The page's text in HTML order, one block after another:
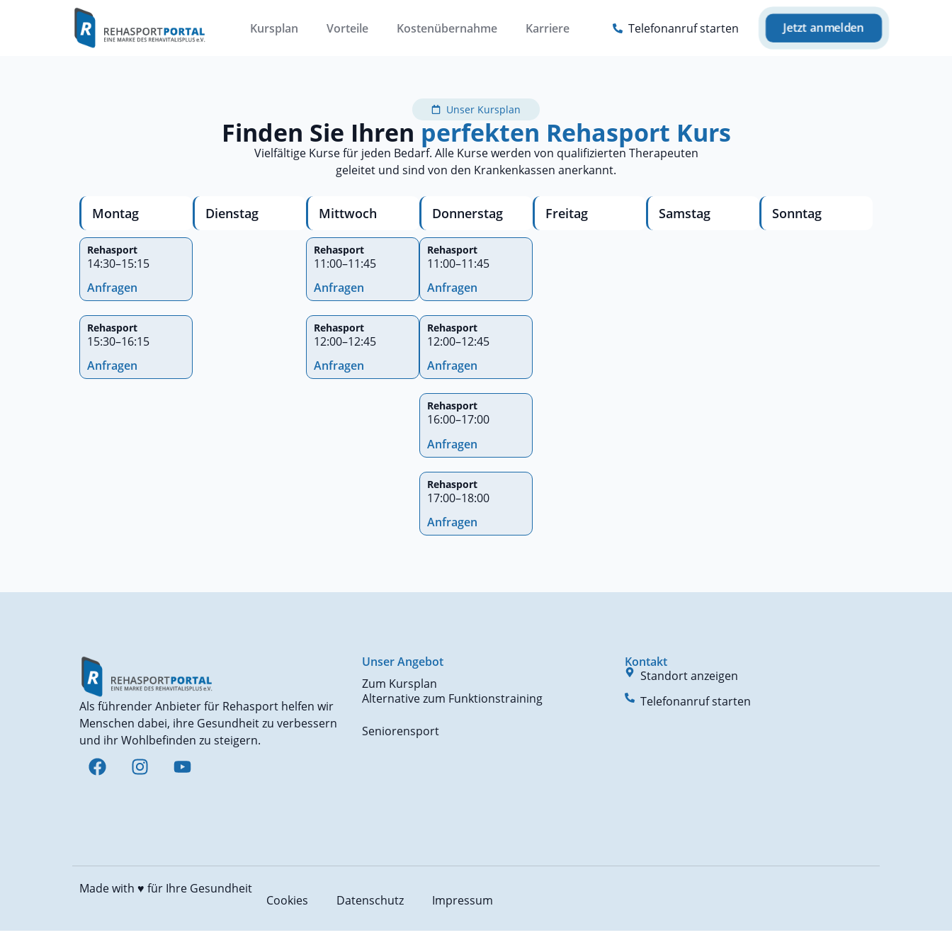
Kursplan Vorteile Kostenübernahme Karriere Telefonanruf starten Jetzt anmelden
Unser Kursplan
Finden Sie Ihren perfekten Rehasport Kurs
Vielfältige Kurse für jeden Bedarf. Alle Kurse werden von qualifizierten Therapeuten
geleitet und sind von den Krankenkassen anerkannt.
Montag
Rehasport
14:30–15:15
Anfragen
Rehasport
15:30–16:15
Anfragen
Dienstag Mittwoch
Rehasport
11:00–11:45
Anfragen
Rehasport
12:00–12:45
Anfragen
Donnerstag
Rehasport
11:00–11:45
Anfragen
Rehasport
12:00–12:45
Anfragen
Rehasport
16:00–17:00
Anfragen
Rehasport
17:00–18:00
Anfragen
Freitag Samstag Sonntag
Als führender Anbieter für Rehasport helfen wir
Menschen dabei, ihre Gesundheit zu verbessern
und ihr Wohlbefinden zu steigern.
Unser Angebot
Zum Kursplan
Alternative zum Funktionstraining
Seniorensport
Kontakt
Standort anzeigen
Telefonanruf starten
Made with ♥️ für Ihre Gesundheit
Cookies Datenschutz Impressum